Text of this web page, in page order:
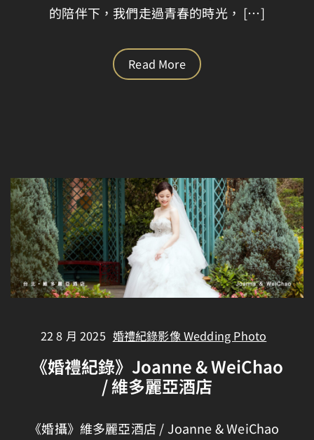
的陪伴下，我們走過青春的時光， […]
Read More
22 8 月 2025 婚禮紀錄影像 Wedding Photo
《婚禮紀錄》Joanne & WeiChao
/ 維多麗亞酒店
《婚攝》維多麗亞酒店 / Joanne & WeiChao